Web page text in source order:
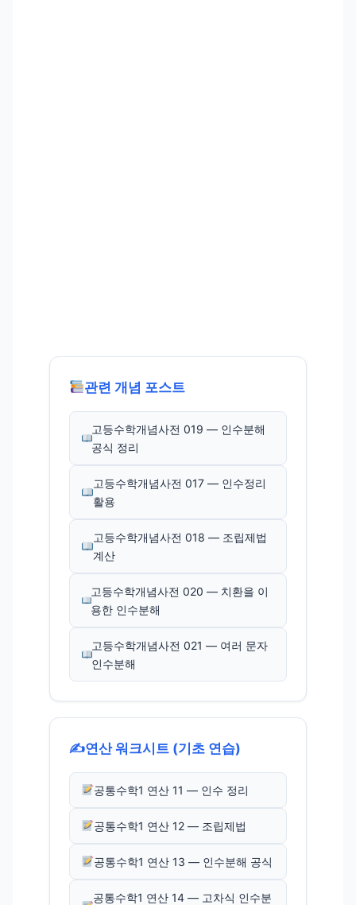
관련 개념 포스트
고등수학개념사전 019 — 인수분해
공식 정리
고등수학개념사전 017 — 인수정리
활용
고등수학개념사전 018 — 조립제법
계산
고등수학개념사전 020 — 치환을 이
용한 인수분해
고등수학개념사전 021 — 여러 문자
인수분해
✍️연산 워크시트 (기초 연습)
공통수학1 연산 11 — 인수 정리
공통수학1 연산 12 — 조립제법
공통수학1 연산 13 — 인수분해 공식
공통수학1 연산 14 — 고차식 인수분